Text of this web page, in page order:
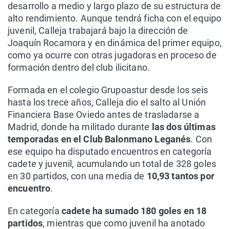
desarrollo a medio y largo plazo de su estructura de
alto rendimiento. Aunque tendrá ficha con el equipo
juvenil, Calleja trabajará bajo la dirección de
Joaquín Rocamora y en dinámica del primer equipo,
como ya ocurre con otras jugadoras en proceso de
formación dentro del club ilicitano.
Formada en el colegio Grupoastur desde los seis
hasta los trece años, Calleja dio el salto al Unión
Financiera Base Oviedo antes de trasladarse a
Madrid, donde ha militado durante las dos últimas
temporadas en el Club Balonmano Leganés. Con
ese equipo ha disputado encuentros en categoría
cadete y juvenil, acumulando un total de 328 goles
en 30 partidos, con una media de 10,93 tantos por
encuentro.
En categoría cadete ha sumado 180 goles en 18
partidos, mientras que como juvenil ha anotado